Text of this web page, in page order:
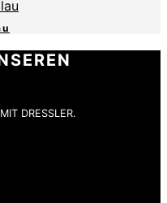
DRESSLER.